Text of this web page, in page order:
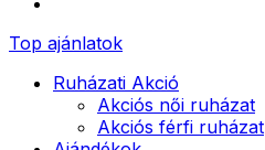
Top ajánlatok
Ruházati Akció
Akciós női ruházat
Akciós férfi ruházat